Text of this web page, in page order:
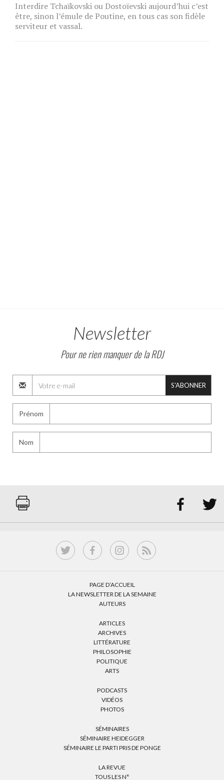
Interdire Tchaïkovski ou Dostoïevski aujourd’hui c’est
être, sinon l’émule de Poutine, en tous cas son fidèle
serviteur et vassal.
Newsletter
Pour ne rien manquer de la RDJ
S'ABONNER
Prénom
Nom
 
PAGE D’ACCUEIL
LA NEWSLETTER DE LA SEMAINE
AUTEURS
ARTICLES
ARCHIVES
LITTÉRATURE
PHILOSOPHIE
POLITIQUE
ARTS
PODCASTS
VIDÉOS
PHOTOS
SÉMINAIRES
SÉMINAIRE HEIDEGGER
SÉMINAIRE LE PARTI PRIS DE PONGE
LA REVUE
TOUS LES N°